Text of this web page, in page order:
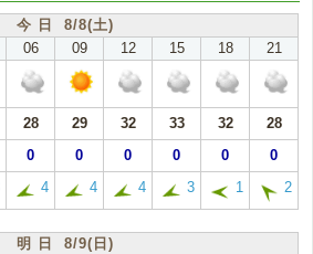
今 日 8/8(土)
06 09 12 15 18 21
28 29 32 33 32
28
0 0 0 0 0 0
4 4 4 3 1 2
明 日 8/9(日)